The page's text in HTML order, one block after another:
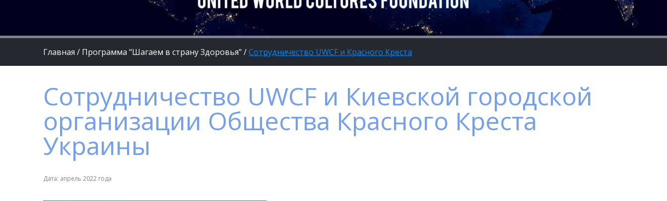
Главная / Программа "Шагаем в страну Здоровья" /Сотрудничество UWCF и Красного Креста
Сотрудничество UWCF и Киевской городской
организации Общества Красного Креста
Украины
Дата: апрель 2022 года